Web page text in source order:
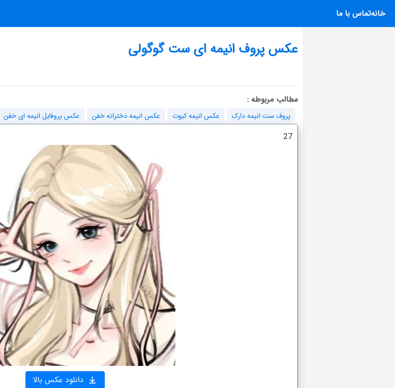
خانهتماس با ما
عکس پروف انیمه ای ست گوگولی
مطالب مربوطه :
پروف ست انیمه دارک عکس انیمه کیوت عکس انیمه دخترانه خفن عکس پروفایل انیمه ای خفن
27
دانلود عکس بالا